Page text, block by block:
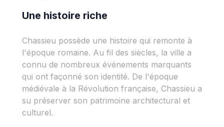
Une histoire riche
Chassieu possède une histoire qui remonte à
l'époque romaine. Au fil des siècles, la ville a
connu de nombreux événements marquants
qui ont façonné son identité. De l'époque
médiévale à la Révolution française, Chassieu a
su préserver son patrimoine architectural et
culturel.